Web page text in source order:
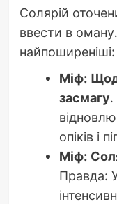
Солярій
ввести в
найпоширеніші:
Міф:
засмагу.
опіків і
Міф:
Правда: